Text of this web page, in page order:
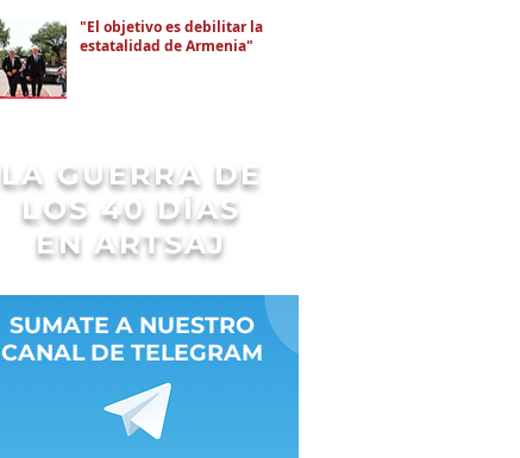
"El objetivo es debilitar la
estatalidad de Armenia"
LA GUERRA DE
LOS 40 DÍAS
EN ARTSAJ
SUMATE A NUESTRO
CANAL DE TELEGRAM